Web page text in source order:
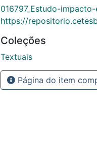
016797_Estudo-
https://
Coleções
Textuais
Página do item